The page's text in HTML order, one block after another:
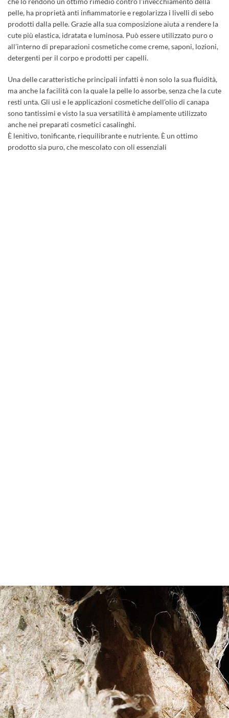
pelle, ha proprietà anti infiammatorie e regolarizza i livelli di sebo
prodotti dalla pelle. Grazie alla sua composizione aiuta a rendere la
cute più elastica, idratata e luminosa. Può essere utilizzato puro o
all’interno di preparazioni cosmetiche come creme, saponi, lozioni,
detergenti per il corpo e prodotti per capelli.
Una delle caratteristiche principali infatti è non solo la sua fluidità,
ma anche la facilità con la quale la pelle lo assorbe, senza che la cute
resti unta. Gli usi e le applicazioni cosmetiche dell’olio di canapa
sono tantissimi e visto la sua versatilità è ampiamente utilizzato
anche nei preparati cosmetici casalinghi.
È lenitivo, tonificante, riequilibrante e nutriente. È un ottimo
prodotto sia puro, che mescolato con oli essenziali